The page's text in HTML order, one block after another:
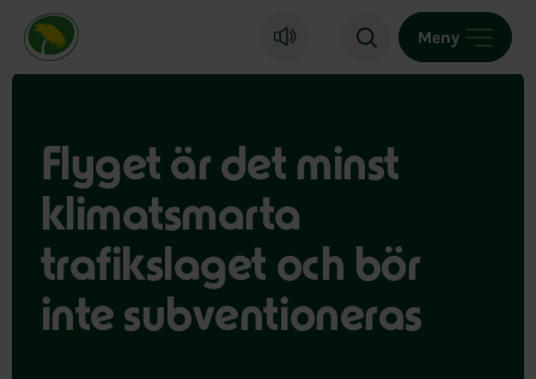
Miljöpartiet de gröna, startsida
Meny
Flyget är det minst
klimatsmarta
trafikslaget och bör
inte subventioneras